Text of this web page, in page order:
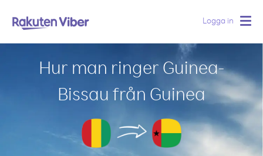
Logga in
Hur man ringer Guinea-
Bissau från Guinea